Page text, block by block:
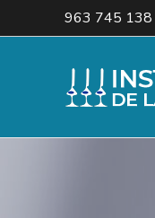
963 745 138